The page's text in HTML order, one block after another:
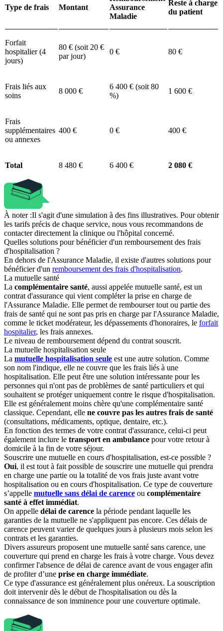
Type de frais Montant
Assurance
Maladie
Reste à charge
du patient
Forfait
hospitalier (4
jours)
80 € (soit 20 €
par jour)
0 € 80 €
Frais liés aux
soins
8 000 €
6 400 € (soit 80
%)
1 600 €
Frais
supplémentaires
ou annexes
400 € 0 € 400 €
Total 8 480 € 6 400 € 2 080 €
À noter :Il s'agit d'une simulation à des fins illustratives. Pour obtenir
les tarifs précis de chaque service, nous vous recommandons de
contacter directement la clinique ou l'hôpital concerné.
Quelles solutions pour bénéficier d'un remboursement des frais
d'hospitalisation ?
En dehors de l'Assurance Maladie, il existe d'autres solutions pour
bénéficier d'un remboursement des frais d'hospitalisation.
La mutuelle santé
La complémentaire santé, aussi appelée mutuelle santé, est un
contrat d'assurance qui vient compléter la prise en charge de
l'Assurance Maladie. Elle permet de rembourser tout ou partie des
frais de santé qui ne sont pas pris en charge par l'Assurance Maladie,
comme le ticket modérateur, les dépassements d'honoraires, le forfait
hospitalier, les frais annexes.
Le niveau de remboursement dépend du contrat souscrit.
La mutuelle hospitalisation seule
La mutuelle hospitalisation seule est une autre solution. Comme
son nom l'indique, elle ne couvre que les frais liés à une
hospitalisation. Elle peut être une solution intéressante pour les
personnes qui n'ont pas de problèmes de santé particuliers et qui
souhaitent se protéger uniquement contre le risque d'hospitalisation.
Elle est généralement moins chère qu'une complémentaire santé
classique. Cependant, elle ne couvre pas les autres frais de santé
(consultations, médicaments, optique, dentaire, etc.).
En fonction des termes de votre contrat d'assurance, celui-ci peut
également inclure le transport en ambulance pour votre retour à
domicile à la fin de votre séjour.
Souscrire une mutuelle en cours d'hospitalisation, est-ce possible ?
Oui, il est tout à fait possible de souscrire une mutuelle qui prendra
en charge une partie ou la totalité de vos frais juste avant votre
hospitalisation ou en cours d'hospitalisation. Ce type de couverture
s’appelle mutuelle sans délai de carence ou complémentaire
santé à effet immédiat.
On appelle délai de carence la période pendant laquelle les
garanties de la mutuelle ne s'appliquent pas encore. Ces délais de
carence peuvent varier de quelques jours à plusieurs mois selon les
contrats et les garanties.
Divers assureurs proposent une mutuelle santé sans carence, une
couverture qui prend en charge les frais à votre charge. Vous devez
confirmer l'absence de délai de carence avant de vous engager afin
de profiter d’une prise en charge immédiate.
Ce type d'assurance est généralement plus onéreux. La souscription
doit intervenir dès le début de l'hospitalisation ou dès la
connaissance de son imminence pour une couverture optimale.